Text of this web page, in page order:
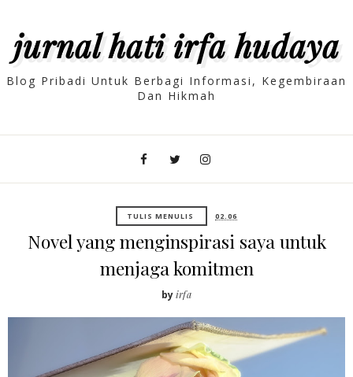
jurnal hati irfa hudaya
Blog Pribadi Untuk Berbagi Informasi, Kegembiraan
Dan Hikmah
TULIS MENULIS 02.06
Novel yang menginspirasi saya untuk
menjaga komitmen
byirfa